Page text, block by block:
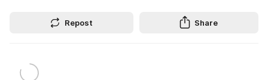
Repost Share